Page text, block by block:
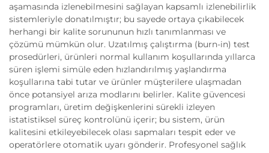
aşamasında izlenebilmesini sağlayan kapsamlı izlenebilirlik
sistemleriyle donatılmıştır; bu sayede ortaya çıkabilecek
herhangi bir kalite sorununun hızlı tanımlanması ve
çözümü mümkün olur. Uzatılmış çalıştırma (burn-in) test
prosedürleri, ürünleri normal kullanım koşullarında yıllarca
süren işlemi simüle eden hızlandırılmış yaşlandırma
koşullarına tabi tutar ve ürünler müşterilere ulaşmadan
önce potansiyel arıza modlarını belirler. Kalite güvencesi
programları, üretim değişkenlerini sürekli izleyen
istatistiksel süreç kontrolünü içerir; bu sistem, ürün
kalitesini etkileyebilecek olası sapmaları tespit eder ve
operatörlere otomatik uyarı gönderir. Profesyonel sağlık